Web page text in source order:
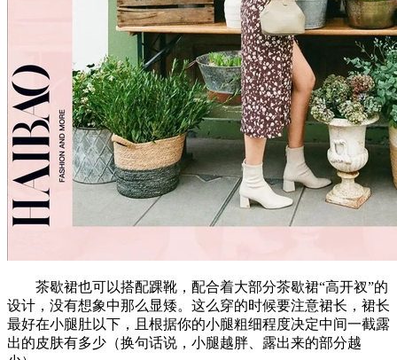
茶歇裙也可以搭配踝靴，配合着大部分茶歇裙“高开衩”的
设计，没有想象中那么显矮。这么穿的时候要注意裙长，裙长
最好在小腿肚以下，且根据你的小腿粗细程度决定中间一截露
出的皮肤有多少（换句话说，小腿越胖、露出来的部分越